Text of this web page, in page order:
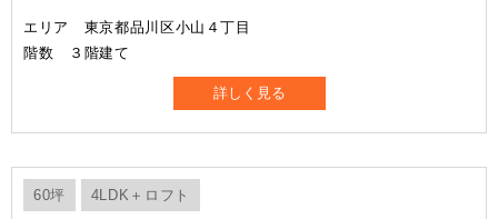
エリア 東京都品川区小山４丁目
階数 ３階建て
詳しく見る
60坪 4LDK＋ロフト